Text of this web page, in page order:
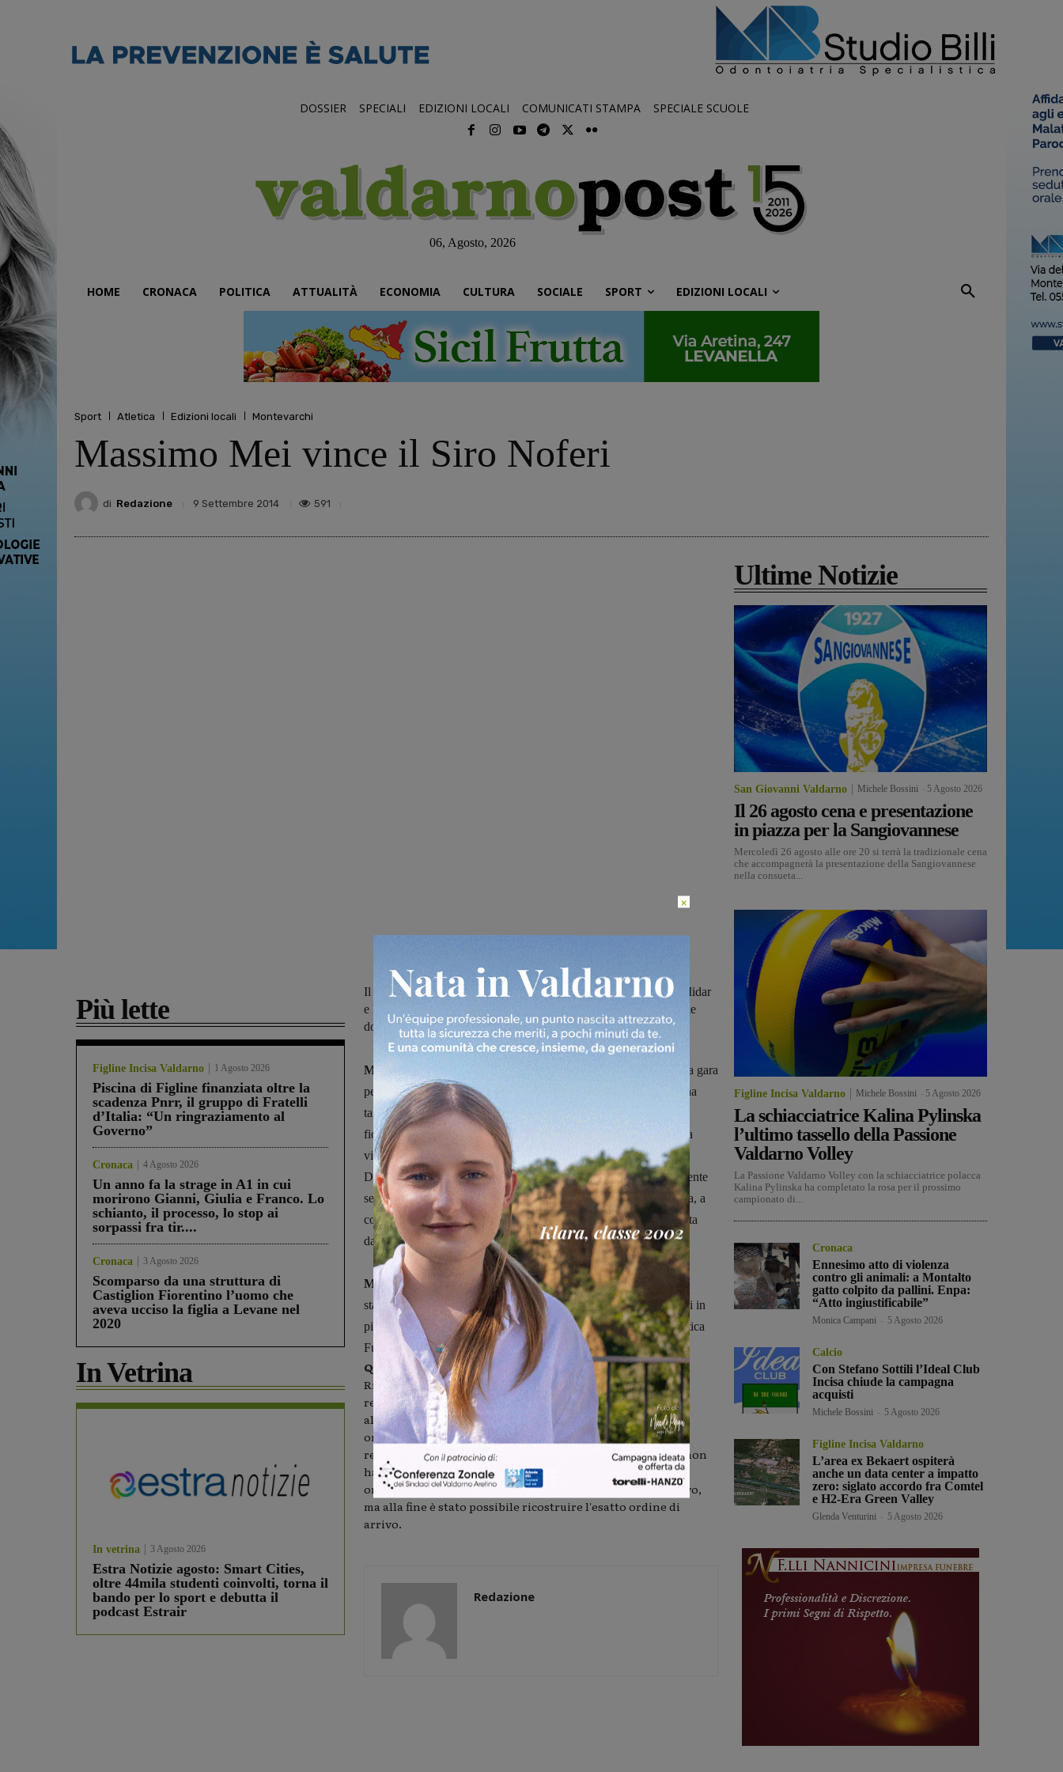
DOSSIER SPECIALI EDIZIONI LOCALI COMUNICATI STAMPA SPECIALE SCUOLE
06, Agosto, 2026
HOME CRONACA POLITICA ATTUALITÀ ECONOMIA CULTURA SOCIALE SPORT EDIZIONI LOCALI
Sport Atletica Edizioni locali Montevarchi
Massimo Mei vince il Siro Noferi
di Redazione 9 Settembre 2014 591
Più lette
Figline Incisa Valdarno 1 Agosto 2026
Piscina di Figline finanziata oltre la
scadenza Pnrr, il gruppo di Fratelli
d’Italia: “Un ringraziamento al
Governo”
Cronaca 4 Agosto 2026
Un anno fa la strage in A1 in cui
morirono Gianni, Giulia e Franco. Lo
schianto, il processo, lo stop ai
sorpassi fra tir....
Cronaca 3 Agosto 2026
Scomparso da una struttura di
Castiglion Fiorentino l’uomo che
aveva ucciso la figlia a Levane nel
2020
In Vetrina
In vetrina 3 Agosto 2026
Estra Notizie agosto: Smart Cities,
oltre 44mila studenti coinvolti, torna il
bando per lo sport e debutta il
podcast Estrair
Il podista dell’Atletica Castello si impone a sorpresa sui favoriti Midar
e Dakhchoune con una grande prestazione chiusa in 42’25”. Tra le
donne vince Anna Spagnoli dell’Atletica Futura. Quasi 300 al via
Massimo Mei dell'Atletica Castello vince il Siro Noferi 2014
, la gara
per eccellenza del podismo montevarchino che domenica scorsa ha
tagliato il traguardo delle 34 edizioni. Successo a sorpresa per il
fiorentino che si è imposto con un ampio margine sui favoriti della
vigilia, i marocchini Hicham Midar del Gs Fiorino e Abdelilah
Dakhchoune dell'Atletica Futura (detentore del titolo) rispettivamente
secondo e terzo dopo il testa a testa finale. Quasi 300 podisti al via, a
confermare il grande successo della classica valdarnese organizzata
dalla Polisportiva Rinascita.
Mei ha percorso i 13,2 chilometri della competitiva in 42'25"
staccando nettamente gli inseguitori: 43'43" per Midar, sei secondi in
più per Dakhchoune. Tra le donne vince Anna Spagnoli dell'Atletica
Futura, 22° assoluta in 49'34".
Qualche problema all'arrivo: come spiega la Polisportiva
Rinascita sul proprio sito, uno sponsor aveva assicurato la
realizzazione dei pettorali e l'installazione del gonfiabile
all'arrivo per poi tirarsi indietro a poche ore dalla gara. Gli
organizzatori hanno cercato di rimediare come possibile,
realizzando dei pettorali di cartone che però in molti casi non
hanno resistito fino alla fine della gara. Il lavoro degli
organizzatori si è quindi prolungato ben oltre l'ora di arrivo,
ma alla fine è stato possibile ricostruire l'esatto ordine di
arrivo.
Redazione
Ultime Notizie
San Giovanni Valdarno Michele Bossini 5 Agosto 2026
Il 26 agosto cena e presentazione
in piazza per la Sangiovannese
Mercoledì 26 agosto alle ore 20 si terrà la tradizionale cena
che accompagnerà la presentazione della Sangiovannese
nella consueta...
Figline Incisa Valdarno Michele Bossini 5 Agosto 2026
La schiacciatrice Kalina Pylinska
l’ultimo tassello della Passione
Valdarno Volley
La Passione Valdarno Volley con la schiacciatrice polacca
Kalina Pylinska ha completato la rosa per il prossimo
campionato di...
Cronaca
Ennesimo atto di violenza
contro gli animali: a Montalto
gatto colpito da pallini. Enpa:
“Atto ingiustificabile”
Monica Campani 5 Agosto 2026
Calcio
Con Stefano Sottili l’Ideal Club
Incisa chiude la campagna
acquisti
Michele Bossini 5 Agosto 2026
Figline Incisa Valdarno
L’area ex Bekaert ospiterà
anche un data center a impatto
zero: siglato accordo fra Comtel
e H2-Era Green Valley
Glenda Venturini 5 Agosto 2026
×